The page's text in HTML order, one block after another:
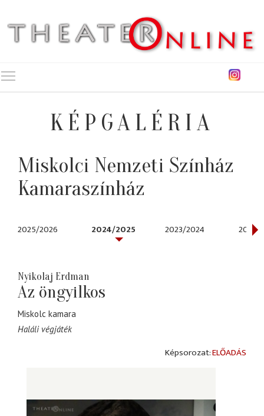
KÉPGALÉRIA
Miskolci Nemzeti Színház
Kamaraszínház
2025/2026 2024/2025 2023/2024 2022/
Nyikolaj Erdman
Az öngyilkos
Miskolc kamara
Haláli végjáték
ELŐADÁS